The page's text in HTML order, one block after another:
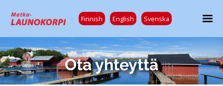
Finnish English Svenska
Ota yhteyttä